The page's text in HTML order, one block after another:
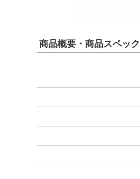
商品概要・商品スペック